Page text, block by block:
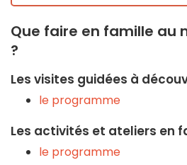
Que faire en famille au
?
Les visites guidées à
le programme
Les activités et ateliers en
le programme